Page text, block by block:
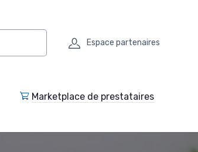
Espace partenaires
Marketplace de prestataires